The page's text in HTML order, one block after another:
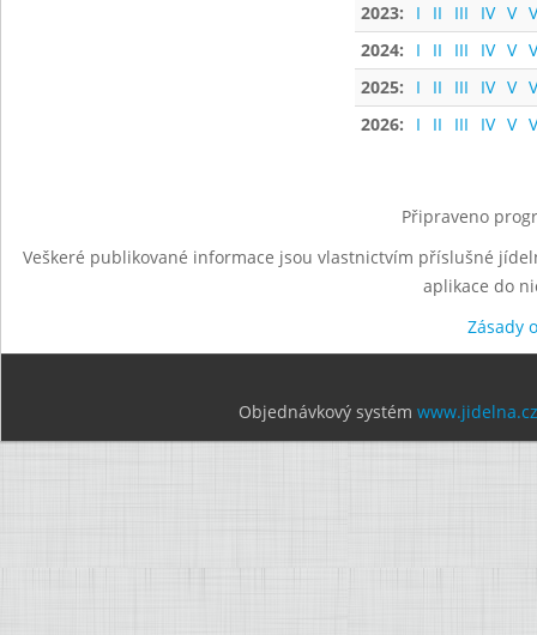
2023:
I II III IV V
2024:
I II III IV V
2025:
I II III IV V
2026:
I II III IV V
Připraveno
Veškeré publikované informace jsou vlastnictvím příslušné
aplikace do
Zásady
Objednávkový systém www.jidelna.cz